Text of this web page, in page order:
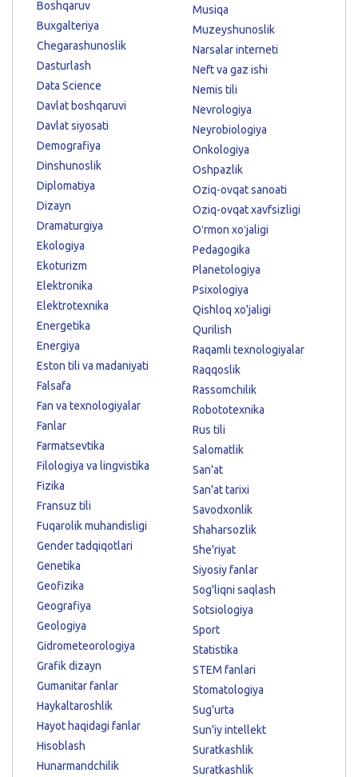
Boshqaruv
Buxgalteriya
Chegarashunoslik
Dasturlash
Data Science
Davlat boshqaruvi
Davlat siyosati
Demografiya
Dinshunoslik
Diplomatiya
Dizayn
Dramaturgiya
Ekologiya
Ekoturizm
Elektronika
Elektrotexnika
Energetika
Energiya
Eston tili va madaniyati
Falsafa
Fan va texnologiyalar
Fanlar
Farmatsevtika
Filologiya va lingvistika
Fizika
Fransuz tili
Fuqarolik muhandisligi
Gender tadqiqotlari
Genetika
Geofizika
Geografiya
Geologiya
Gidrometeorologiya
Grafik dizayn
Gumanitar fanlar
Haykaltaroshlik
Hayot haqidagi fanlar
Hisoblash
Hunarmandchilik
Musiqa
Muzeyshunoslik
Narsalar interneti
Neft va gaz ishi
Nemis tili
Nevrologiya
Neyrobiologiya
Onkologiya
Oshpazlik
Oziq-ovqat sanoati
Oziq-ovqat xavfsizligi
Oʻrmon xoʻjaligi
Pedagogika
Planetologiya
Psixologiya
Qishloq xo'jaligi
Qurilish
Raqamli texnologiyalar
Raqqoslik
Rassomchilik
Robototexnika
Rus tili
Salomatlik
San'at
San'at tarixi
Savodxonlik
Shaharsozlik
She'riyat
Siyosiy fanlar
Sog'liqni saqlash
Sotsiologiya
Sport
Statistika
STEM fanlari
Stomatologiya
Sug'urta
Sun'iy intellekt
Suratkashlik
Suratkashlik